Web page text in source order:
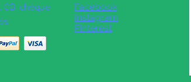
CB, chèque
Facebook
Instagram
Pinterest